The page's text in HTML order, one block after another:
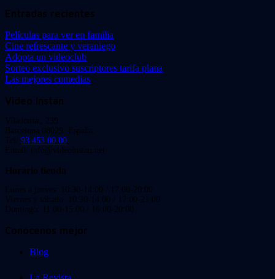
Entradas recientes
Películas para ver en familia
Cine refrescante y veraniego
Adopta un videoclub
Sorteo exclusivo suscriptores tarifa plana
Las mejores comedias
Video Instan
Viladomat, 239
Barcelona 08029. España.
Tel: 93 453 00 00
Email: info@videoinstan.net
Horario tienda
Lunes a jueves: 10:30-14:00 / 17:00-20:00
Viernes y sábado: 10:30-14:00 / 17:00-21:00
Domingo: 11:00-15:00 / 16:00-20:00
Conócenos mejor
Blog